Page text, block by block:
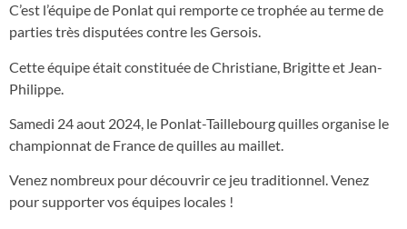
C’est l’équipe de Ponlat qui remporte ce trophée au terme de
parties très disputées contre les Gersois.
Cette équipe était constituée de Christiane, Brigitte et Jean-
Philippe.
Samedi 24 aout 2024, le Ponlat-Taillebourg quilles organise le
championnat de France de quilles au maillet.
Venez nombreux pour découvrir ce jeu traditionnel. Venez
pour supporter vos équipes locales !